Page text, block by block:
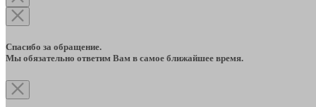
Спасибо за обращение.
Мы обязательно ответим Вам в самое ближайшее время.